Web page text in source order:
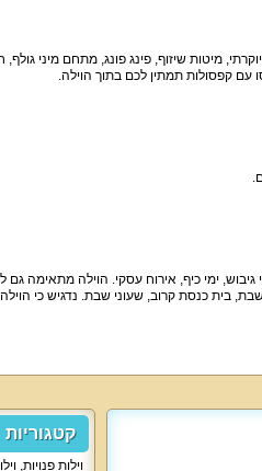
מיטות שיזוף, פינג פונג, מתחם מיני גולף,
עם קפסולות תמתין לכם בתוך הוילה.
ימי כיף, אירוח עסקי. הוילה מתאימה
בית כנסת קרוב, שעוני שבת. נדגיש כי
קטגוריות
וילות פנויות,